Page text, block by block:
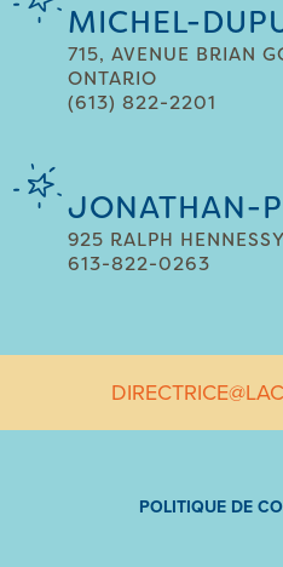
MICHEL-
715, AVENUE BRIAN
ONTARIO
(613) 822-2201
JONATHAN-
925 RALPH
613-822-0263
POLITIQUE DE